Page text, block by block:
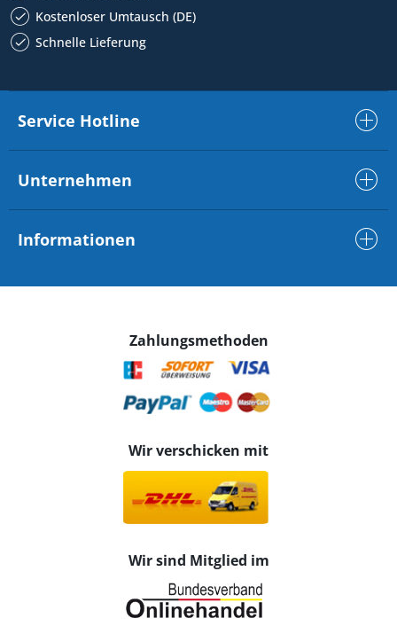
Kostenloser Umtausch (DE)
Schnelle Lieferung
Service Hotline
Unternehmen
Informationen
Zahlungsmethoden
Wir verschicken mit
Wir sind Mitglied im